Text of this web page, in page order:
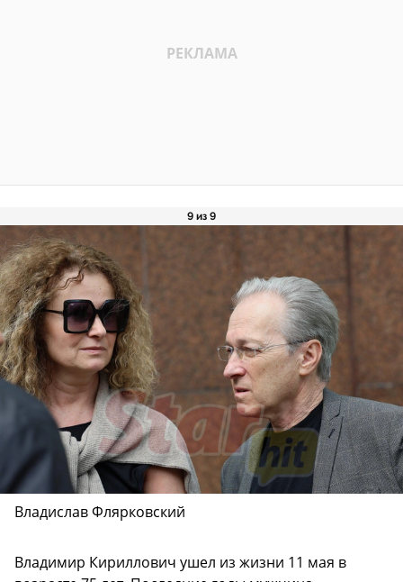
9 из 9
Владислав Флярковский
Владимир Кириллович ушел из жизни 11 мая в